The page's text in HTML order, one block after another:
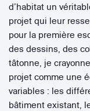
d’habitat un
projet qui leur
pour la première
des dessins, des
tâtonne, je
projet comme une
variables : les
bâtiment existant,